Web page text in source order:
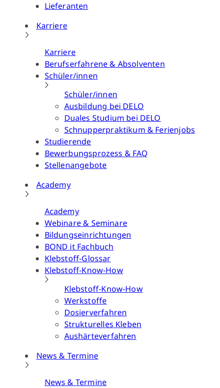
Lieferanten
Karriere
Karriere
Berufserfahrene & Absolventen
Schüler/innen
Schüler/innen
Ausbildung bei DELO
Duales Studium bei DELO
Schnupperpraktikum & Ferienjobs
Studierende
Bewerbungsprozess & FAQ
Stellenangebote
Academy
Academy
Webinare & Seminare
Bildungseinrichtungen
BOND it Fachbuch
Klebstoff-Glossar
Klebstoff-Know-How
Klebstoff-Know-How
Werkstoffe
Dosierverfahren
Strukturelles Kleben
Aushärteverfahren
News & Termine
News & Termine